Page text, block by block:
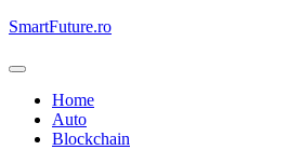
Skip
content
SmartFuture.ro
Home
Auto
Blockchain